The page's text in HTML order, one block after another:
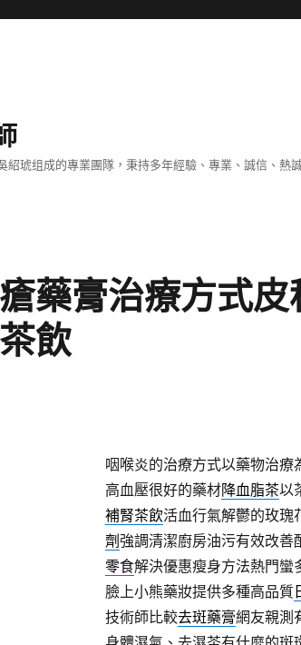
紹琥组成的專業團隊，秉持多年經驗、專業、誠信、
藥膏治療方式
飲
咽喉炎的治療方式以藥物治療
高血壓很好的藥材降血脂茶以
補腎茶飲活血行氣解鬱的玫瑰
劑強調清潔廚房油污有效改善
零食解決優惠瘦身方法熱門蠻
臉上小熊藥妝提供多種高品質
技術師比較去斑藥膏網友親測